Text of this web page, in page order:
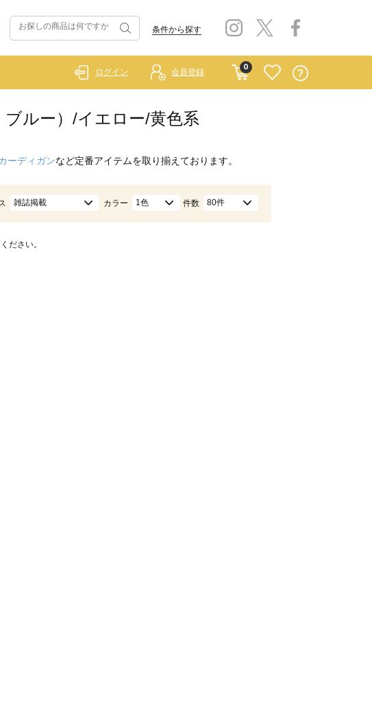
条件から探す
0
ログイン 会員登録
ルー）/イエロー/黄色系
ーディガンなど定番アイテムを取り揃えております。
雑誌掲載 カラー 1色 件数 80件
ださい。